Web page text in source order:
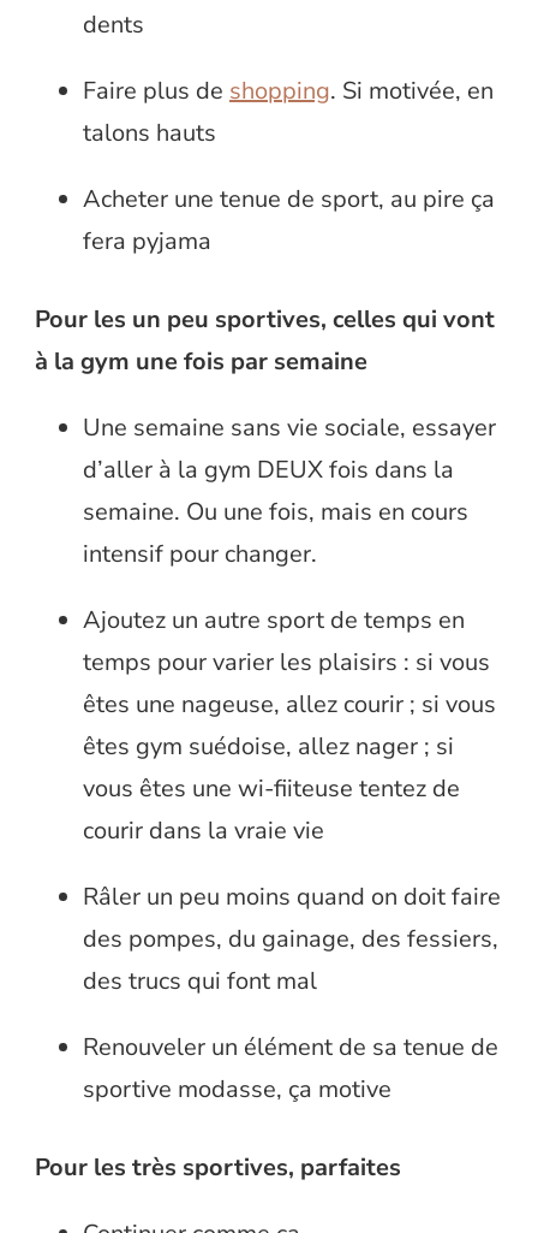
dents
Faire plus de shopping. Si motivée, en
talons hauts
Acheter une tenue de sport, au pire ça
fera pyjama
Pour les un peu sportives, celles qui vont
à la gym une fois par semaine
Une semaine sans vie sociale, essayer
d’aller à la gym DEUX fois dans la
semaine. Ou une fois, mais en cours
intensif pour changer.
Ajoutez un autre sport de temps en
temps pour varier les plaisirs : si vous
êtes une nageuse, allez courir ; si vous
êtes gym suédoise, allez nager ; si
vous êtes une wi-fiiteuse tentez de
courir dans la vraie vie
Râler un peu moins quand on doit faire
des pompes, du gainage, des fessiers,
des trucs qui font mal
Renouveler un élément de sa tenue de
sportive modasse, ça motive
Pour les très sportives, parfaites